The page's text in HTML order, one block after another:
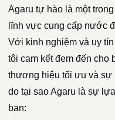
Agaru tự hào là một
lĩnh vực cung cấp nước
Với kinh nghiệm và uy
tôi cam kết đem đến cho
thương hiệu tối ưu và sự
do tại sao Agaru là sự
bạn: